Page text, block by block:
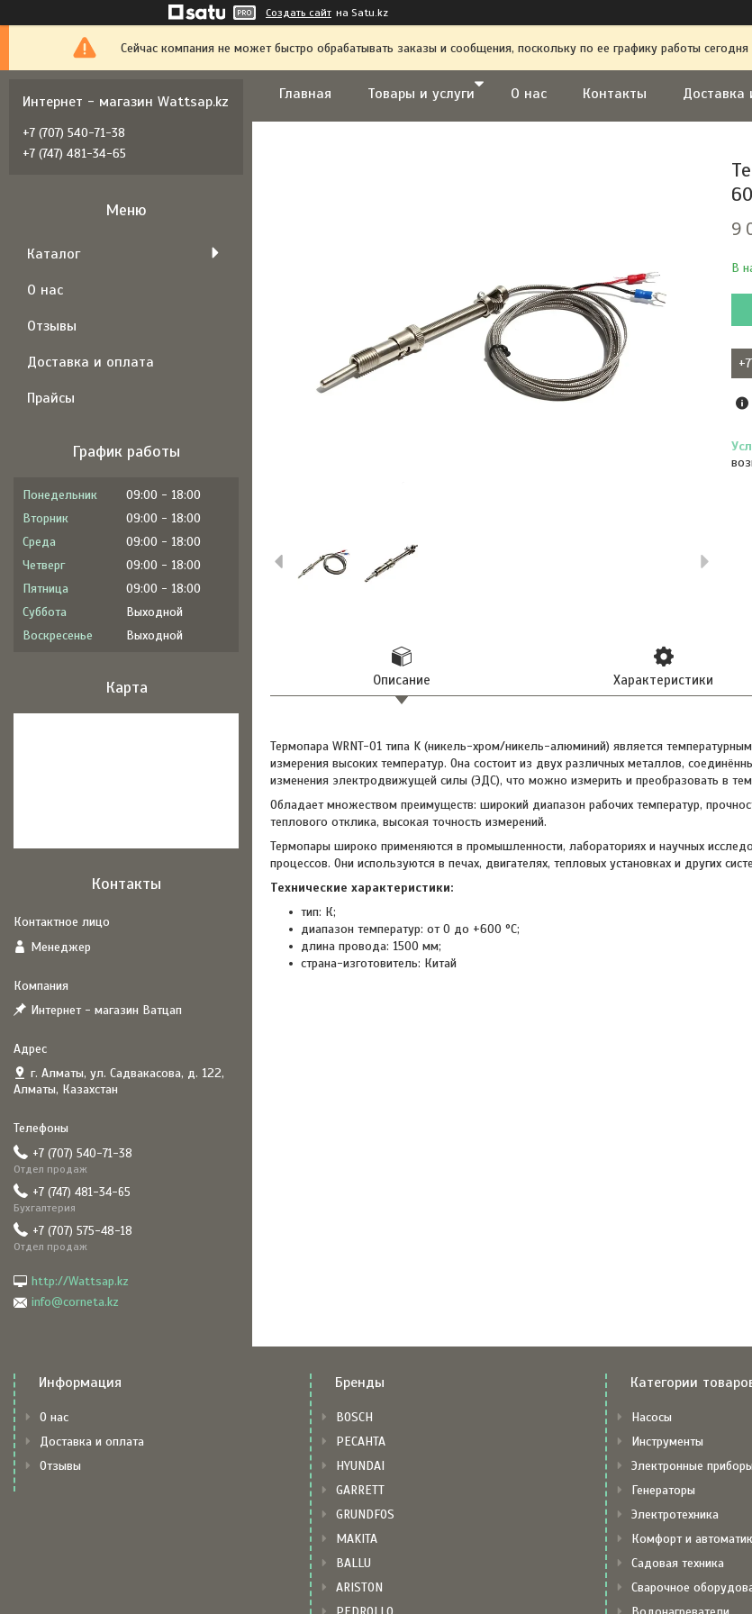
Создать сайт на Satu.kz
Сейчас компания не может быстро обрабатывать заказы и сообщения, поскольку по ее графику работы
Главная Товары и услуги О нас Контакты Доставка
9
В
Описание Характеристики
Термопара WRNT-01 типа K (никель-хром/никель-алюминий) является
измерения высоких температур. Она состоит из двух различных металлов,
изменения электродвижущей силы (ЭДС), что можно измерить и преобразовать в
Обладает множеством преимуществ: широкий диапазон рабочих температур,
теплового отклика, высокая точность измерений.
Термопары широко применяются в промышленности, лабораториях и научных
процессов. Они используются в печах, двигателях, тепловых установках и других
Технические характеристики:
тип: К;
диапазон температур: от 0 до +600 °C;
длина провода: 1500 мм;
страна-изготовитель: Китай
Интернет - магазин Wattsap.kz
+7 (707) 540-71-38
+7 (747) 481-34-65
Каталог
О нас
Отзывы
Доставка и оплата
Прайсы
График работы
Понедельник 09:00
18:00
Вторник
09:00
18:00
Среда
09:00
18:00
Четверг
09:00
18:00
Пятница
09:00
18:00
Суббота
Выходной
Воскресенье
Выходной
Карта
Контакты
Менеджер
Интернет - магазин Ватцап
г. Алматы, ул. Садвакасова, д. 122,
Алматы, Казахстан
+7 (707) 540-71-38
Отдел продаж
+7 (747) 481-34-65
Бухгалтерия
+7 (707) 575-48-18
Отдел продаж
http://Wattsap.kz
info@corneta.kz
Информация
О нас
Доставка и оплата
Отзывы
Бренды
BOSCH
РЕСАНТА
HYUNDAI
GARRETT
GRUNDFOS
MAKITA
BALLU
ARISTON
Категории
Насосы
Инструменты
Электронные приборы
Генераторы
Электротехника
Комфорт и
Садовая техника
Сварочное